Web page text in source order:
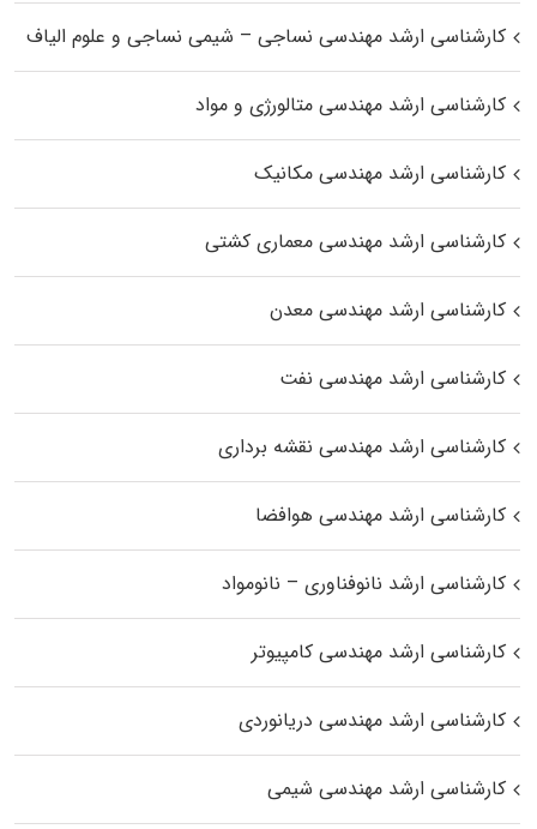
کارشناسی ارشد مهندسی نساجی – شیمی نساجی و علوم الیاف
کارشناسی ارشد مهندسی متالورژی و مواد
کارشناسی ارشد مهندسی مکانیک
کارشناسی ارشد مهندسی معماری کشتی
کارشناسی ارشد مهندسی معدن
کارشناسی ارشد مهندسی نفت
کارشناسی ارشد مهندسی نقشه برداری
کارشناسی ارشد مهندسی هوافضا
کارشناسی ارشد نانوفناوری – نانومواد
کارشناسی ارشد مهندسی کامپیوتر
کارشناسی ارشد مهندسی دریانوردی
کارشناسی ارشد مهندسی شیمی